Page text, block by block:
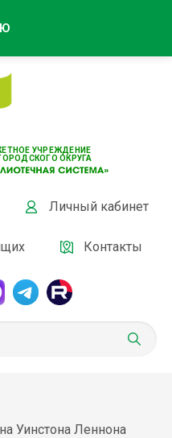
УЧРЕЖДЕНИЕ
ОКРУГА
Личный кабинет
Контакты
Уинстона Леннона